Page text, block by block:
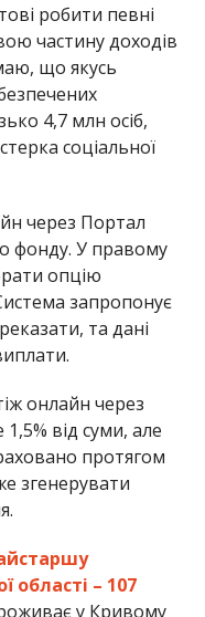
робити певні
частину доходів
що якусь
4,7 млн осіб,
соціальної
через Портал
фонду. У правому
опцію
запропонує
та дані
онлайн через
1,5% від суми, але
протягом
згенерувати
області – 107
у Кривому